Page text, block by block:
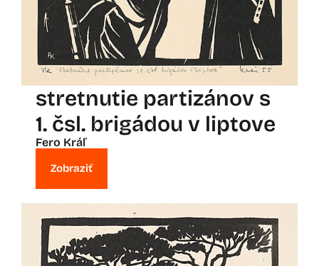
stretnutie partizánov s
1. čsl. brigádou v liptove
Fero Kráľ
Zobraziť